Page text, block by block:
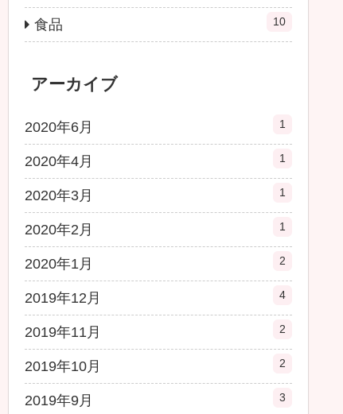
食品 10
アーカイブ
2020年6月 1
2020年4月 1
2020年3月 1
2020年2月 1
2020年1月 2
2019年12月 4
2019年11月 2
2019年10月 2
2019年9月 3